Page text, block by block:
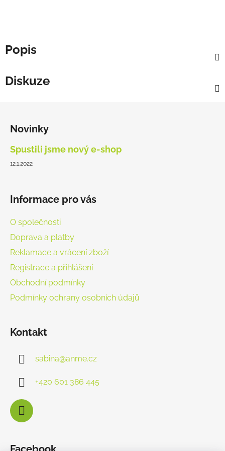
Popis
Diskuze
Novinky
Spustili jsme nový e-shop
12.1.2022
Informace pro vás
O společnosti
Doprava a platby
Reklamace a vrácení zboží
Registrace a přihlášení
Obchodní podmínky
Podmínky ochrany osobních údajů
Kontakt
sabina@anme.cz
+420 601 386 445